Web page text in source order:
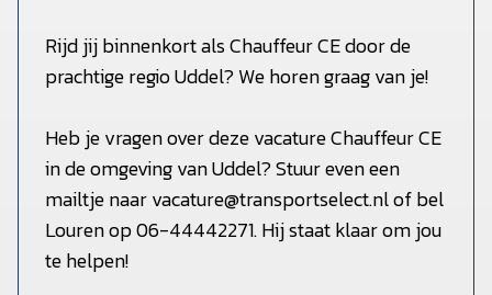
Rijd jij binnenkort als Chauffeur CE door de
prachtige regio Uddel? We horen graag van je!
Heb je vragen over deze vacature Chauffeur CE
in de omgeving van Uddel? Stuur even een
mailtje naar vacature@transportselect.nl of bel
Louren op 06-44442271. Hij staat klaar om jou
te helpen!